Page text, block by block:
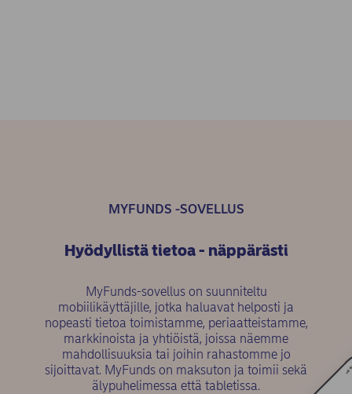
MYFUNDS -SOVELLUS
Hyödyllistä tietoa - näppärästi
MyFunds-sovellus on suunniteltu
mobiilikäyttäjille, jotka haluavat helposti ja
nopeasti tietoa toimistamme, periaatteistamme,
markkinoista ja yhtiöistä, joissa näemme
mahdollisuuksia tai joihin rahastomme jo
sijoittavat. MyFunds on maksuton ja toimii sekä
älypuhelimessa että tabletissa.